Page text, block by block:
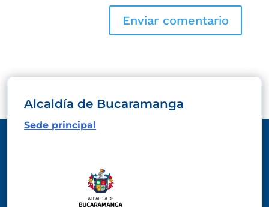
Alcaldía de Bucaramanga
Sede principal